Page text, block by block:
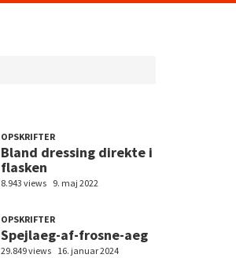
OPSKRIFTER
Bland dressing direkte i
flasken
8.943 views 9. maj 2022
OPSKRIFTER
Spejlaeg-af-frosne-aeg
29.849 views 16. januar 2024